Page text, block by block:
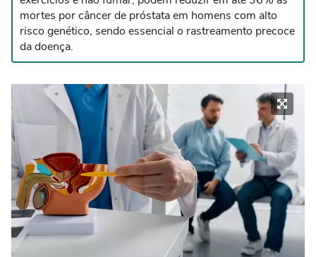
mortes por câncer de próstata em homens com alto
risco genético, sendo essencial o rastreamento precoce
da doença.